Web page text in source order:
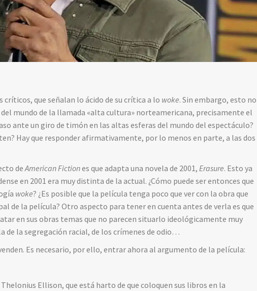
críticos, que señalan lo ácido de su crítica a lo woke. Sin embargo, esto no
mundo de la llamada «alta cultura» norteamericana, precisamente el
ante un giro de timón en las altas esferas del mundo del espectáculo?
Hay que responder afirmativamente, por lo menos en parte, a las dos
deAmerican Fictiones que adapta una novela de 2001,Erasure. Esto ya
en 2001 era muy distinta de la actual. ¿Cómo puede ser entonces que
woke? ¿Es posible que la película tenga poco que ver con la obra que
de la película? Otro aspecto para tener en cuenta antes de verla es que
en sus obras temas que no parecen situarlo ideológicamente muy
de la segregación racial, de los crímenes de odio…
Es necesario, por ello, entrar ahora al argumento de la película:
Ellison, que está harto de que coloquen sus libros en la